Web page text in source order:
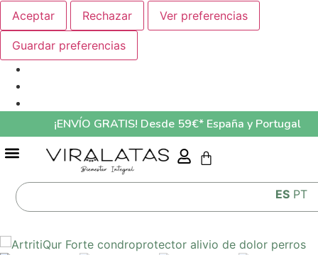
Aceptar
Rechazar Ver preferencias
Guardar preferencias
¡ENVÍO GRATIS! Desde 59€* España y Portugal
ES PT